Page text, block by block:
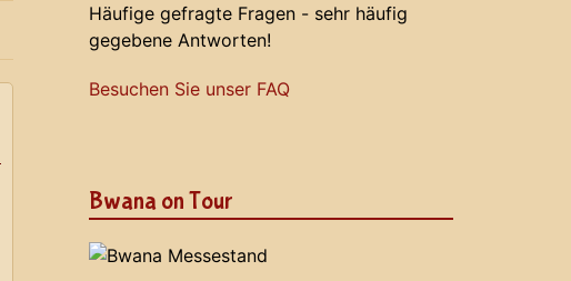
Häufige gefragte Fragen - sehr häufig
gegebene Antworten!
Besuchen Sie unser FAQ
Bwana on Tour